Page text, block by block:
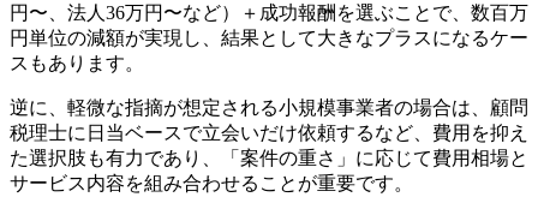
円〜、法人36万円〜など）＋成功報酬を選ぶことで、数百万
円単位の減額が実現し、結果として大きなプラスになるケー
スもあります。
逆に、軽微な指摘が想定される小規模事業者の場合は、顧問
税理士に日当ベースで立会いだけ依頼するなど、費用を抑え
た選択肢も有力であり、「案件の重さ」に応じて費用相場と
サービス内容を組み合わせることが重要です。